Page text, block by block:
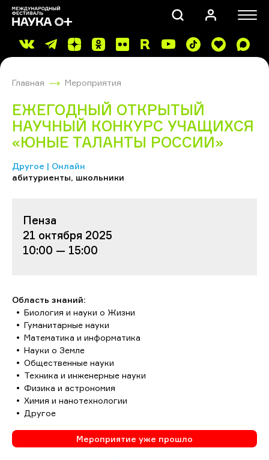
Главная Мероприятия
ЕЖЕГОДНЫЙ ОТКРЫТЫЙ
НАУЧНЫЙ КОНКУРС УЧАЩИХСЯ
«ЮНЫЕ ТАЛАНТЫ РОССИИ»
Другое | Онлайн
абитуриенты, школьники
Пенза
21 октября 2025
10:00 — 15:00
Область знаний:
Биология и науки о Жизни
Гуманитарные науки
Математика и информатика
Науки о Земле
Общественные науки
Техника и инженерные науки
Физика и астрономия
Химия и нанотехнологии
Другое
Мероприятие уже прошло